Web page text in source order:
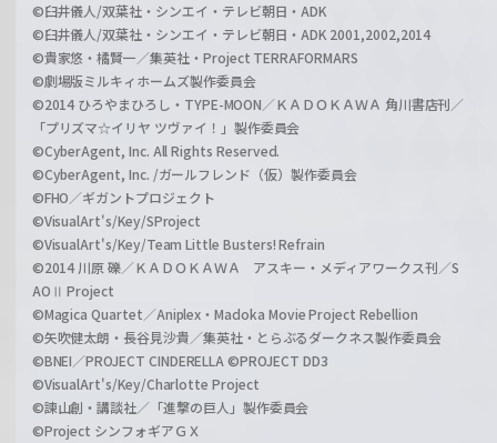
©臼井儀人/双葉社・シンエイ・テレビ朝日・ADK
©臼井儀人/双葉社・シンエイ・テレビ朝日・ADK 2001,2002,2014
©貴家悠・橘賢一／集英社・Project TERRAFORMARS
©劇場版ミルキィホームズ製作委員会
©2014 ひろやまひろし・TYPE-MOON／ＫＡＤＯＫＡＷＡ 角川書店刊／
「プリズマ☆イリヤ ツヴァイ！」製作委員会
©CyberAgent, Inc. All Rights Reserved.
©CyberAgent, Inc. /ガールフレンド（仮）製作委員会
©FHO／ギガントプロジェクト
©VisualArt's/Key/SProject
©VisualArt's/Key/Team Little Busters! Refrain
©2014 川原 礫／ＫＡＤＯＫＡＷＡ アスキー・メディアワークス刊／S
AOⅡ Project
©Magica Quartet／Aniplex・Madoka Movie Project Rebellion
©矢吹健太朗・長谷見沙貴／集英社・とらぶるダークネス製作委員会
©BNEI／PROJECT CINDERELLA ©PROJECT DD3
©VisualArt's/Key/Charlotte Project
©諫山創・講談社／「進撃の巨人」製作委員会
©Project シンフォギアＧＸ